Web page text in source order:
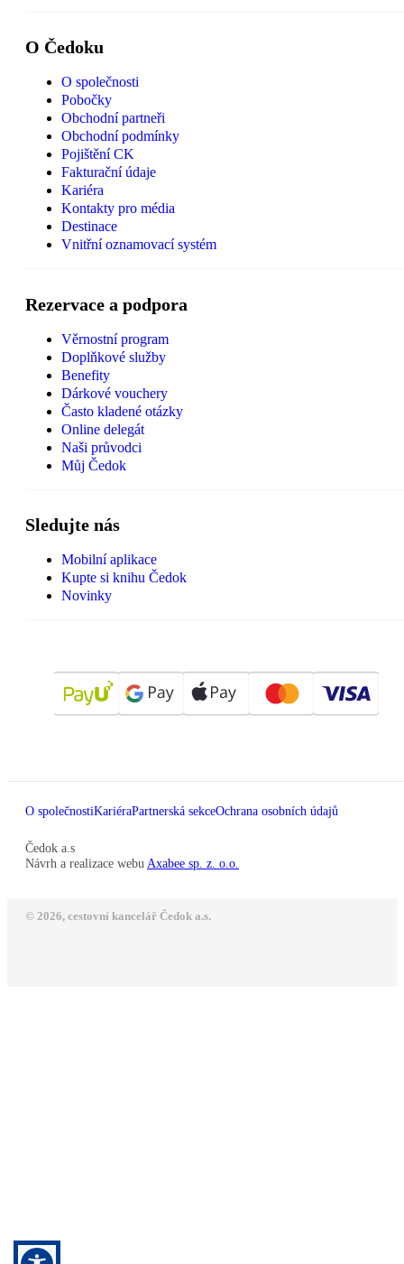
O Čedoku
O společnosti
Pobočky
Obchodní partneři
Obchodní podmínky
Pojištění CK
Fakturační údaje
Kariéra
Kontakty pro média
Destinace
Vnitřní oznamovací systém
Rezervace a podpora
Věrnostní program
Doplňkové služby
Benefity
Dárkové vouchery
Často kladené otázky
Online delegát
Naši průvodci
Můj Čedok
Sledujte nás
Mobilní aplikace
Kupte si knihu Čedok
Novinky
O společnostiKariéraPartnerská sekceOchrana osobních údajů
Čedok a.s
Návrh a realizace webu Axabee sp. z. o.o.
© 2026, cestovní kancelář Čedok a.s.